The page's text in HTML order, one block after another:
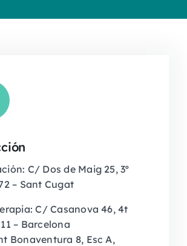
C/ Dos de Maig 25, 3º
– Sant Cugat
C/ Casanova 46, 4t
– Barcelona
Bonaventura 8, Esc A,